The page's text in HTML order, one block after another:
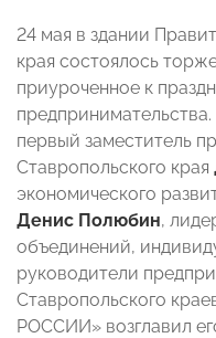
24 мая в здании
края состоялось
приуроченное к
первый заместитель
Ставропольского края
экономического
Денис Полюбин,
объединений,
руководители
Ставропольского
РОССИИ» возглавил